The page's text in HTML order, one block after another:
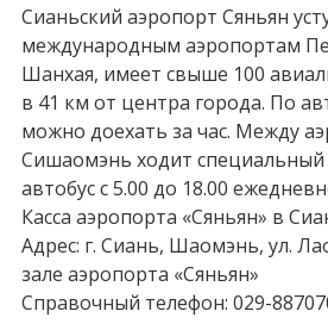
Сианьский аэропорт Сяньян
международным аэропортам
Шанхая, имеет свыше 100
в 41 км от центра города. По
можно доехать за час. Между
Сишаомэнь ходит специальный
автобус с 5.00 до 18.00
Касса аэропорта «Сяньян» в
Адрес: г. Сиань, Шаомэнь, ул.
зале аэропорта «Сяньян»
Справочный телефон: 029-